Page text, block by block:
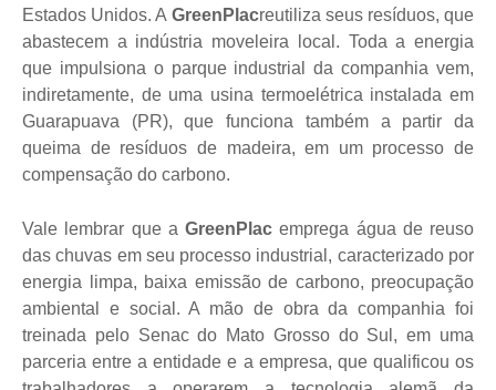
Estados Unidos. A GreenPlacreutiliza seus resíduos, que
abastecem a indústria moveleira local. Toda a energia
que impulsiona o parque industrial da companhia vem,
indiretamente, de uma usina termoelétrica instalada em
Guarapuava (PR), que funciona também a partir da
queima de resíduos de madeira, em um processo de
compensação do carbono.
Vale lembrar que a GreenPlac emprega água de reuso
das chuvas em seu processo industrial, caracterizado por
energia limpa, baixa emissão de carbono, preocupação
ambiental e social. A mão de obra da companhia foi
treinada pelo Senac do Mato Grosso do Sul, em uma
parceria entre a entidade e a empresa, que qualificou os